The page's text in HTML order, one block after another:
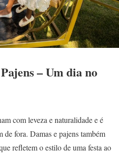
– Um dia no
com leveza e naturalidade e é
de fora. Damas e pajens também
refletem o estilo de uma festa ao